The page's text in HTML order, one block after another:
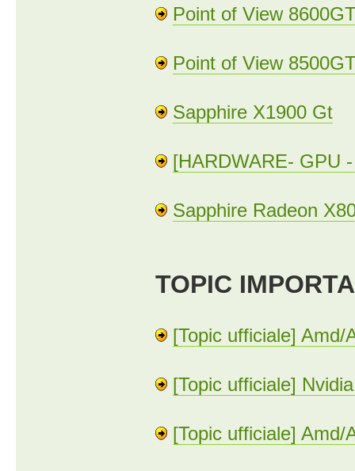
Point of View
Point of View
Sapphire X1900 Gt
[HARDWARE- GPU
Sapphire Radeon
TOPIC
[Topic ufficiale] Amd/
[Topic ufficiale]
[Topic ufficiale] Amd/